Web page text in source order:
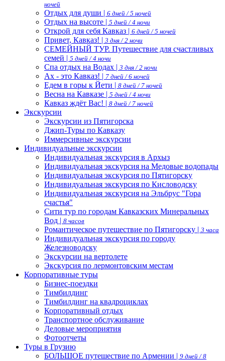
ночей
Отдых для души | 6 дней / 5 ночей
Отдых на высоте | 5 дней / 4 ночи
Открой для себя Кавказ | 6 дней / 5 ночей
Привет, Кавказ! | 3 дня / 2 ночи
СЕМЕЙНЫЙ ТУР. Путешествие для счастливых
семей | 5 дней / 4 ночи
Спа отдых на Водах | 3 дня / 2 ночи
Ах - это Кавказ! | 7 дней / 6 ночей
Едем в горы к Йети | 8 дней / 7 ночей
Весна на Кавказе | 5 дней / 4 ночи
Кавказ ждёт Вас! | 8 дней / 7 ночей
Экскурсии
Экскурсии из Пятигорска
Джип-Туры по Кавказу
Иммерсивные экскурсии
Индивидуальные экскурсии
Индивидуальная экскурсия в Архыз
Индивидуальная экскурсия на Медовые водопады
Индивидуальная экскурсия по Пятигорску
Индивидуальная экскурсия по Кисловодску
Индивидуальная экскурсия на Эльбрус "Гора
счастья"
Сити тур по городам Кавказских Минеральных
Вод | 8 часов
Романтическое путешествие по Пятигорску | 3 часа
Индивидуальная экскурсия по городу
Железноводску
Экскурсии на вертолете
Экскурсия по лермонтовским местам
Корпоративные туры
Бизнес-поездки
Тимбилдинг
Тимбилдинг на квадроциклах
Корпоративный отдых
Транспортное обслуживание
Деловые мероприятия
Фотоотчеты
Туры в Грузию
БОЛЬШОЕ путешествие по Армении | 9 дней / 8